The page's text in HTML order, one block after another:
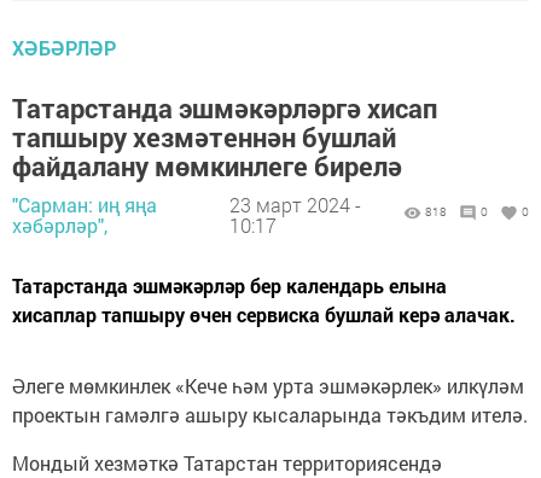
ХӘБӘРЛӘР
Татарстанда эшмәкәрләргә хисап
тапшыру хезмәтеннән бушлай
файдалану мөмкинлеге бирелә
"Сарман: иң яңа
хәбәрләр",
23 март 2024 -
10:17
818 0 0
Татарстанда эшмәкәрләр бер календарь елына
хисаплар тапшыру өчен сервиска бушлай керә алачак.
Әлеге мөмкинлек «Кече һәм урта эшмәкәрлек» илкүләм
проектын гамәлгә ашыру кысаларында тәкъдим ителә.
Мондый хезмәткә Татарстан территориясендә